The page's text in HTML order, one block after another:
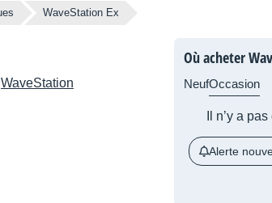
WaveStation Ex
WaveStation
Où acheter
NeufOccasion
Il n’y a
Alerte